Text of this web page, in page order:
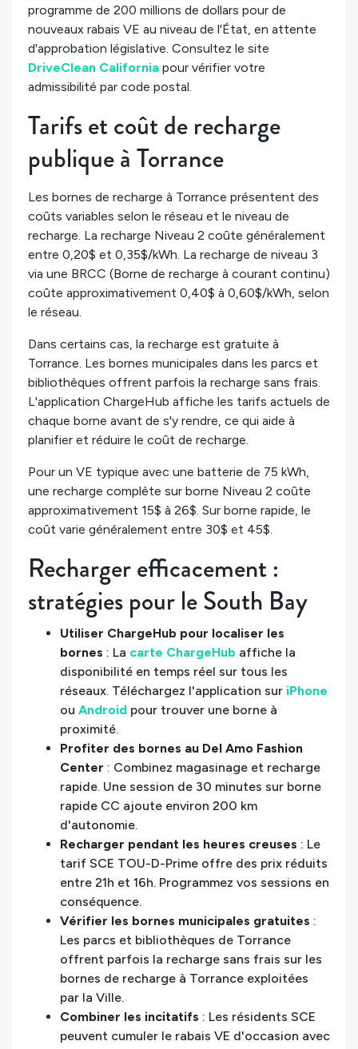
programme de 200 millions de dollars pour de
nouveaux rabais VE au niveau de l'État, en attente
d'approbation législative. Consultez le site
DriveClean California pour vérifier votre
admissibilité par code postal.
Tarifs et coût de recharge
publique à Torrance
Les bornes de recharge à Torrance présentent des
coûts variables selon le réseau et le niveau de
recharge. La recharge Niveau 2 coûte généralement
entre 0,20$ et 0,35$/kWh. La recharge de niveau 3
via une BRCC (Borne de recharge à courant continu)
coûte approximativement 0,40$ à 0,60$/kWh, selon
le réseau.
Dans certains cas, la recharge est gratuite à
Torrance. Les bornes municipales dans les parcs et
bibliothèques offrent parfois la recharge sans frais.
L'application ChargeHub affiche les tarifs actuels de
chaque borne avant de s'y rendre, ce qui aide à
planifier et réduire le coût de recharge.
Pour un VE typique avec une batterie de 75 kWh,
une recharge complète sur borne Niveau 2 coûte
approximativement 15$ à 26$. Sur borne rapide, le
coût varie généralement entre 30$ et 45$.
Recharger efficacement :
stratégies pour le South Bay
Utiliser ChargeHub pour localiser les
bornes : La carte ChargeHub affiche la
disponibilité en temps réel sur tous les
réseaux. Téléchargez l'application sur iPhone
ou Android pour trouver une borne à
proximité.
Profiter des bornes au Del Amo Fashion
Center : Combinez magasinage et recharge
rapide. Une session de 30 minutes sur borne
rapide CC ajoute environ 200 km
d'autonomie.
Recharger pendant les heures creuses : Le
tarif SCE TOU-D-Prime offre des prix réduits
entre 21h et 16h. Programmez vos sessions en
conséquence.
Vérifier les bornes municipales gratuites :
Les parcs et bibliothèques de Torrance
offrent parfois la recharge sans frais sur les
bornes de recharge à Torrance exploitées
par la Ville.
Combiner les incitatifs : Les résidents SCE
peuvent cumuler le rabais VE d'occasion avec